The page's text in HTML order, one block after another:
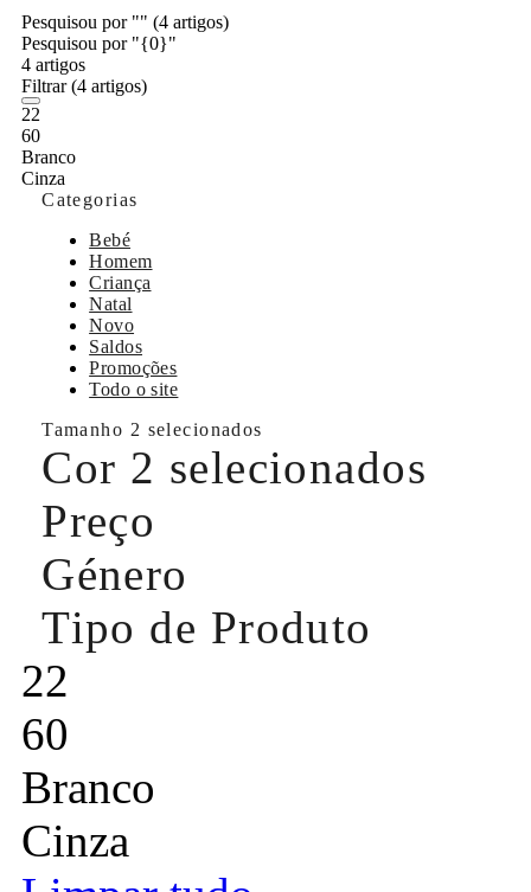
Pesquisou por "" (4 artigos)
Pesquisou por "{0}"
4 artigos
Filtrar(4 artigos)
22
60
Branco
Cinza
Categorias
Bebé
Homem
Criança
Natal
Novo
Saldos
Promoções
Todo o site
Tamanho 2 selecionados
Cor 2 selecionados
Preço
Género
Tipo de Produto
22
60
Branco
Cinza